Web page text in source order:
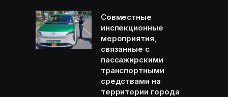
Совместные
инспекционные
мероприятия,
связанные с
пассажирскими
транспортными
средствами на
территории города